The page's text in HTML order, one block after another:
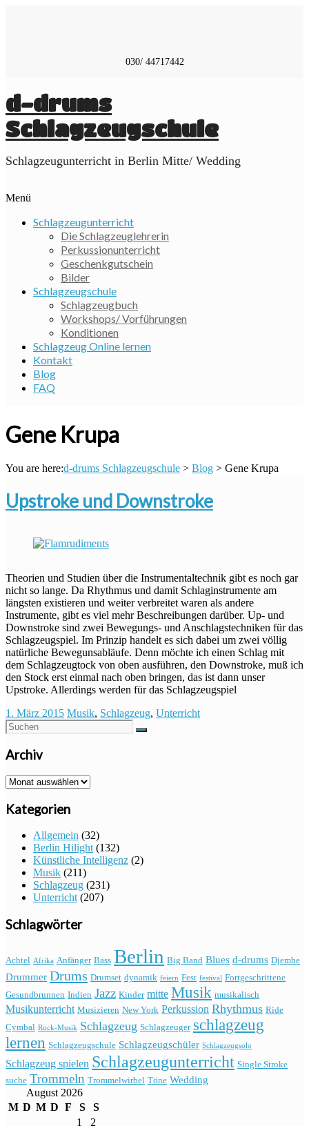
030/ 44717442
d-drums
Schlagzeugschule
Schlagzeugunterricht in Berlin Mitte/ Wedding
Menü
Schlagzeugunterricht
Die Schlagzeuglehrerin
Perkussionunterricht
Geschenkgutschein
Bilder
Schlagzeugschule
Schlagzeugbuch
Workshops/ Vorführungen
Konditionen
Schlagzeug Online lernen
Kontakt
Blog
FAQ
Gene Krupa
You are here:d-drums Schlagzeugschule > Blog > Gene Krupa
Upstroke und Downstroke
Theorien und Studien über die Instrumentaltechnik gibt es noch gar
nicht so lange. Da Rhythmus und damit Schlaginstrumente am
längsten existieren und weiter verbreitet waren als andere
Instrumente, gibt es viel mehr Beschreibungen darüber. Up- und
Downstroke sind zwei Bewegungs- und Anschlagstechniken für das
Schlagzeugspiel. Im Prinzip handelt es sich dabei um zwei völlig
natürliche Bewegunsabläufe. Denn möchte ich einen Schlag mit
dem Schlagzeugtock von oben ausführen, den Downstroke, muß ich
den Stock erst einmal nach oben bringen, das ist dann unser
Upstroke. Allerdings werden für das Schlagzeugspiel
1. März 2015 Musik, Schlagzeug, Unterricht
Archiv
Archiv
Kategorien
Allgemein (32)
Berlin Hilight (132)
Künstliche Intelligenz (2)
Musik (211)
Schlagzeug (231)
Unterricht (207)
Schlagwörter
Achtel Afrika Anfänger Bass Berlin Big Band Blues d-drums Djembe
Drummer Drums Drumset dynamik feiern Fest festival Fortgeschrittene
Gesundbrunnen Indien Jazz Kinder mitte Musik musikalisch
Musikunterricht Musizieren New York Perkussion Rhythmus Ride
Cymbal Rock-Musik Schlagzeug Schlagzeuger schlagzeug
lernen Schlagzeugschule Schlagzeugschüler Schlagzeugsolo
Schlagzeug spielen Schlagzeugunterricht Single Stroke
suche Trommeln Trommelwirbel Töne Wedding
August 2026
M D M D F S
S
1
2